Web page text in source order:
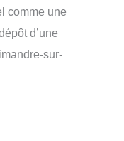
comme une
d’une
sur-